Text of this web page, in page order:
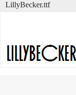
LillyBecker.ttf